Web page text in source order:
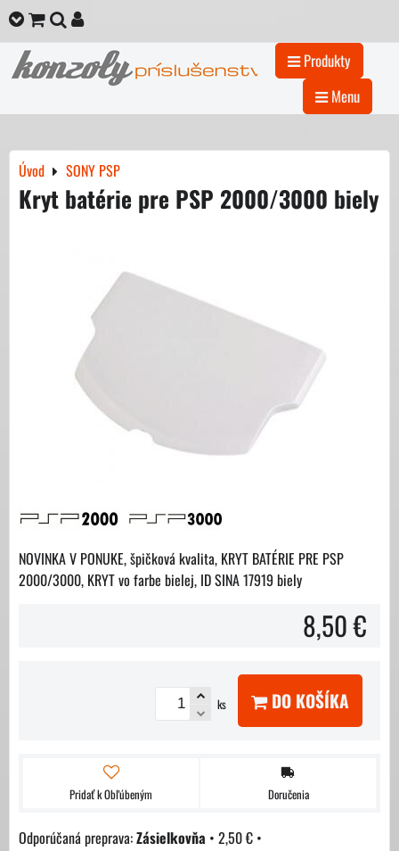
Produkty
Menu
Úvod SONY PSP
Kryt batérie pre PSP 2000/3000 biely
NOVINKA V PONUKE, špičková kvalita, KRYT BATÉRIE PRE PSP
2000/3000, KRYT vo farbe bielej, ID SINA 17919 biely
8,50 €
ks DO KOŠÍKA
Pridať k Obľúbeným Doručenia
Zásielkovňa • 2,50 € •